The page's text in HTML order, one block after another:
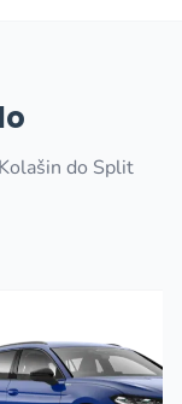
do Split